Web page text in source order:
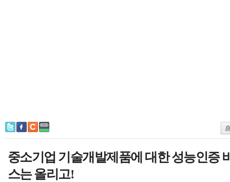
중소기업 기술개발제품에 대한 성능인증
스는 올리고!